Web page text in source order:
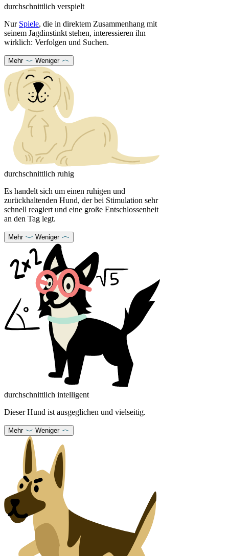
durchschnittlich verspielt
Nur Spiele, die in direktem Zusammenhang mit
seinem Jagdinstinkt stehen, interessieren ihn
wirklich: Verfolgen und Suchen.
Mehr Weniger
durchschnittlich ruhig
Es handelt sich um einen ruhigen und
zurückhaltenden Hund, der bei Stimulation sehr
schnell reagiert und eine große Entschlossenheit
an den Tag legt.
Mehr Weniger
durchschnittlich intelligent
Dieser Hund ist ausgeglichen und vielseitig.
Mehr Weniger